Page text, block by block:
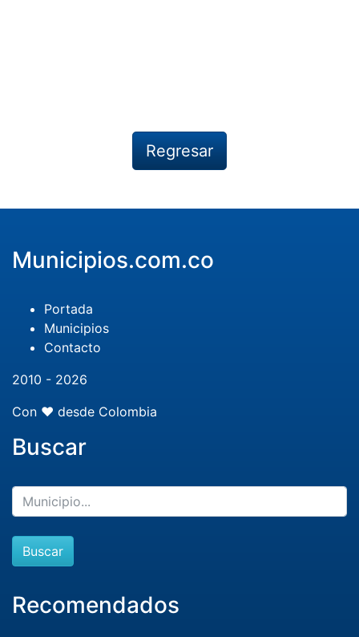
Regresar
Municipios.com.co
Portada
Municipios
Contacto
2010 - 2026
Con ❤️ desde Colombia
Buscar
Buscar
Recomendados